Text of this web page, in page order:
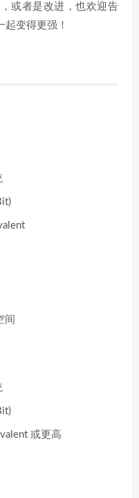
或者是改进，也欢迎告
变得更强！
间
或更高